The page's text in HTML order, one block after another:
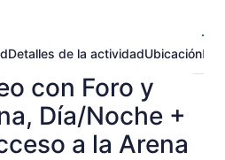
Detalles de la actividadUbicación
con Foro y
Día/Noche +
a la Arena